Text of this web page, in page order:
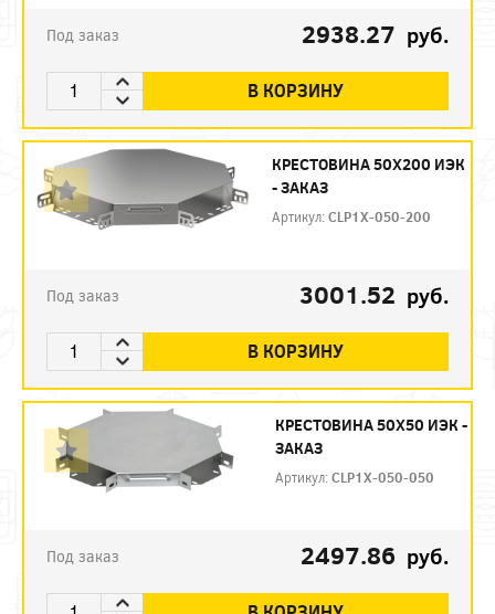
Под заказ 2938.27 руб.
В КОРЗИНУ
КРЕСТОВИНА 50Х200 ИЭК
- ЗАКАЗ
Артикул:CLP1X-050-200
Под заказ 3001.52 руб.
В КОРЗИНУ
КРЕСТОВИНА 50Х50 ИЭК -
ЗАКАЗ
Артикул:CLP1X-050-050
Под заказ 2497.86 руб.